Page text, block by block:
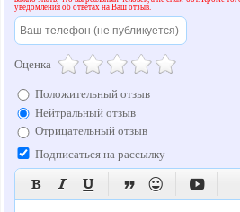
уведомления об ответах на Ваш отзыв.
Оценка
Положительный отзыв
Нейтральный отзыв
Отрицательный отзыв
Подписаться на рассылку
     